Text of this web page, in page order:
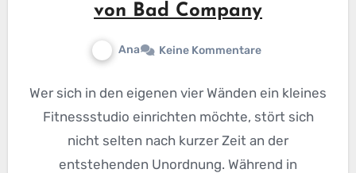
von Bad Company
Ana Keine Kommentare
Wer sich in den eigenen vier Wänden ein kleines
Fitnessstudio einrichten möchte, stört sich
nicht selten nach kurzer Zeit an der
entstehenden Unordnung. Während in